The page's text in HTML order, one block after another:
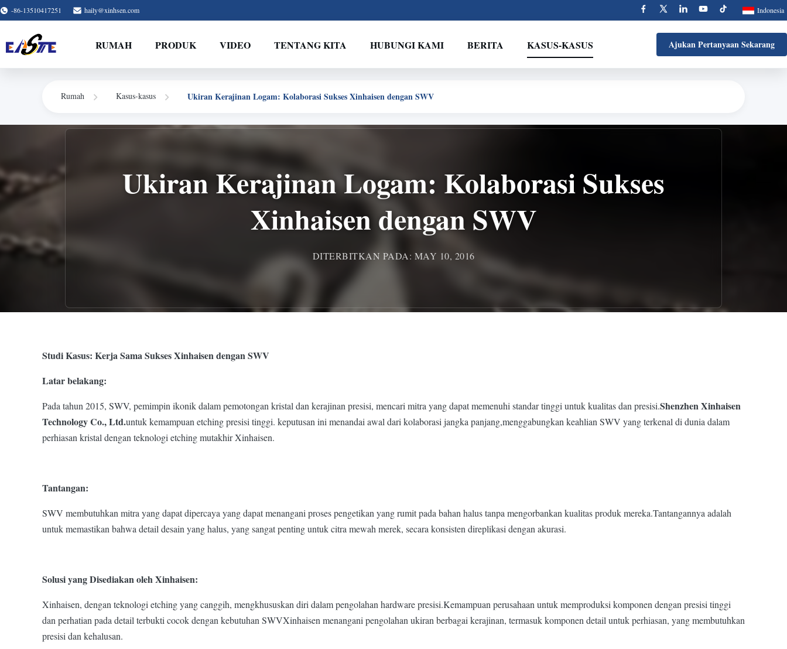
-86-13510417251 haily@xinhsen.com Indonesia
RUMAH PRODUK VIDEO TENTANG KITA HUBUNGI KAMI BERITA KASUS-KASUS Ajukan Pertanyaan Sekarang
Rumah Kasus-kasus Ukiran Kerajinan Logam: Kolaborasi Sukses Xinhaisen dengan SWV
Ukiran Kerajinan Logam: Kolaborasi Sukses
Xinhaisen dengan SWV
DITERBITKAN PADA: MAY 10, 2016
Studi Kasus: Kerja Sama Sukses Xinhaisen dengan SWV
Latar belakang:
Pada tahun 2015, SWV, pemimpin ikonik dalam pemotongan kristal dan kerajinan presisi, mencari mitra yang dapat memenuhi standar tinggi untuk kualitas dan presisi.Shenzhen Xinhaisen
Technology Co., Ltd.untuk kemampuan etching presisi tinggi. keputusan ini menandai awal dari kolaborasi jangka panjang,menggabungkan keahlian SWV yang terkenal di dunia dalam
perhiasan kristal dengan teknologi etching mutakhir Xinhaisen.
Tantangan:
SWV membutuhkan mitra yang dapat dipercaya yang dapat menangani proses pengetikan yang rumit pada bahan halus tanpa mengorbankan kualitas produk mereka.Tantangannya adalah
untuk memastikan bahwa detail desain yang halus, yang sangat penting untuk citra mewah merek, secara konsisten direplikasi dengan akurasi.
Solusi yang Disediakan oleh Xinhaisen:
Xinhaisen, dengan teknologi etching yang canggih, mengkhususkan diri dalam pengolahan hardware presisi.Kemampuan perusahaan untuk memproduksi komponen dengan presisi tinggi
dan perhatian pada detail terbukti cocok dengan kebutuhan SWVXinhaisen menangani pengolahan ukiran berbagai kerajinan, termasuk komponen detail untuk perhiasan, yang membutuhkan
presisi dan kehalusan.